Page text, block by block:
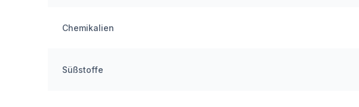
Chemikalien
Süßstoffe